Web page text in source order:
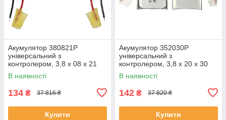
Акумулятор 380821P
універсальний з
контролером, 3,8 х 08 х 21
мм (35 mAh)/ для TWS
навушників, bluetooth
В наявності
134 ₴ 37 816 ₴
Купити
Акумулятор 352030P
універсальний з
контролером, 3,8 х 20 х 30
мм (250 mAh)/ для TWS
навушників, bluetooth
В наявності
142 ₴ 37 820 ₴
Купити